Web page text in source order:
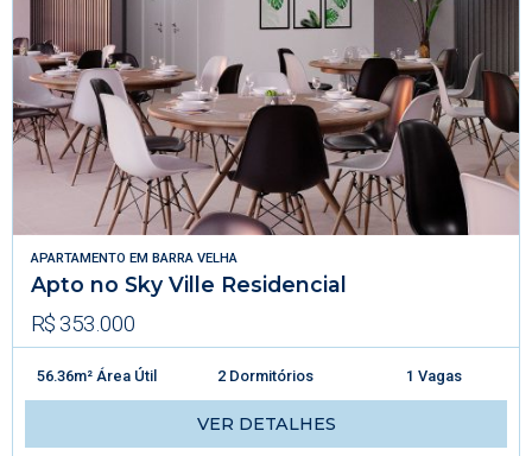
APARTAMENTO EM BARRA VELHA
Apto no Sky Ville Residencial
R$ 353.000
56.36m² Área Útil 2 Dormitórios 1 Vagas
VER DETALHES